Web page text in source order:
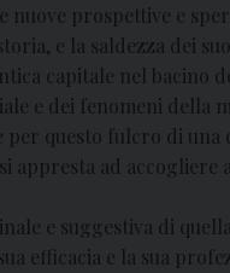
nuove prospettive e
e la saldezza dei
capitale nel
e dei fenomeni
per questo fulcro di
appresta ad
e suggestiva di
efficacia e la sua